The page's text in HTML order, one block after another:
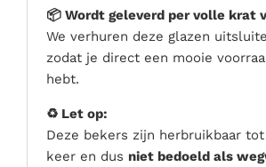
📦 Wordt geleverd per volle krat
We verhuren deze glazen
zodat je direct een mooie
hebt.
♻️ Let op:
Deze bekers zijn herbruikbaar
keer en dus niet bedoeld als